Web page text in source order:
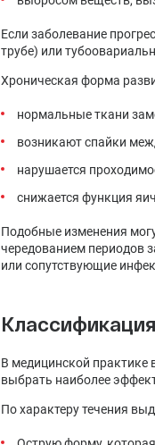
Если заболевание
трубе) или
Хроническая форма
нормальные ткани
возникают спайки
нарушается
снижается функция
Подобные изменения
чередованием периодов
или сопутствующие
В медицинской практике
выбрать наиболее
По характеру течения